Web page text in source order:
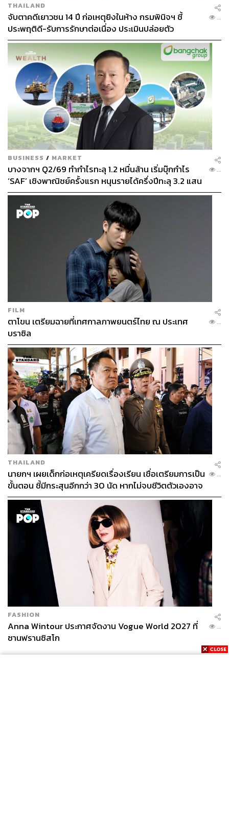
THAILAND
จับตาคดีเยาวชน 14 ปี ก่อเหตุยิงในห้าง กรมพินิจฯ ชี้
ประพฤติดี-รับการรักษาต่อเนื่อง ประเมินปล่อยตัว
...
BUSINESS / MARKET
บางจากฯ Q2/69 ทำกำไรทะลุ 1.2 หมื่นล้าน เริ่มบุ๊กกำไร
‘SAF’ เชิงพาณิชย์ครั้งแรก หนุนรายได้ครึ่งปีทะลุ 3.2 แสน
ล้าน
...
FILM
ตาโขน เตรียมฉายที่เทศกาลภาพยนตร์ไทย ณ ประเทศ
บราซิล
...
THAILAND
นายกฯ เผยเด็กก่อเหตุเครียดเรื่องเรียน เชื่อเตรียมการเป็น
ขั้นตอน ชี้มีกระสุนอีกกว่า 30 นัด หากไม่จบชีวิตตัวเองอาจ
สูญเสียเพิ่ม
...
FASHION
Anna Wintour ประกาศจัดงาน Vogue World 2027 ที่
ซานฟรานซิสโก
...